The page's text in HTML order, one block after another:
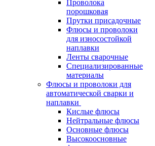
Проволока
порошковая
Прутки присадочные
Флюсы и проволоки
для износостойкой
наплавки
Ленты сварочные
Специализированные
материалы
Флюсы и проволоки для
автоматической сварки и
наплавки
Кислые флюсы
Нейтральные флюсы
Основные флюсы
Высокоосновные